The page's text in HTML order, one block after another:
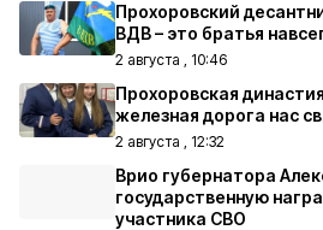
Прохоровский
ВДВ – это братья
2 августа , 10:46
Прохоровская
железная дорога нас
2 августа , 12:32
Врио губернатора
государственную
участника СВО